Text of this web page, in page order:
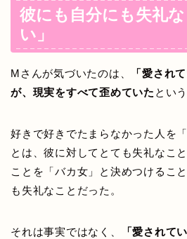
彼にも自分にも失礼
い」
Mさんが気づいたのは、
「愛され
が、現実をすべて歪めていた とい
好きで好きでたまらなかった人を
とは、彼に対してとても失礼なこ
ことを「バカ女」と決めつけるこ
も失礼なことだった。
それは事実ではなく、
「愛されて